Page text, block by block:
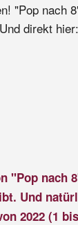
"Pop nach
direkt hier:
"Pop nach
Und
2022 (1